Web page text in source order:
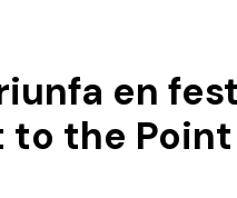
triunfa en
to the Point